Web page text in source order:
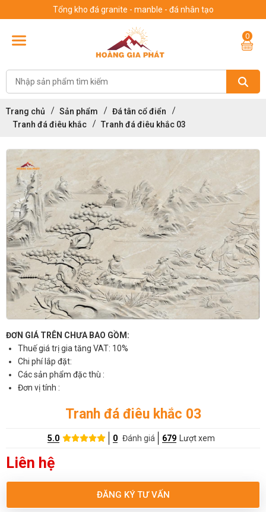
Tổng kho đá granite - manble - đá nhân tạo
0
Trang chủ Sản phẩm
Đá tân cổ điển
Tranh đá điêu khắc
Tranh đá điêu khắc 03
ĐƠN GIÁ TRÊN CHƯA BAO GỒM:
Thuế giá trị gia tăng VAT: 10%
Chi phí lắp đặt:
Các sản phẩm đặc thù :
Đơn vị tính :
Tranh đá điêu khắc 03
5.0 0 Đánh giá 679 Lượt xem
Liên hệ
ĐĂNG KÝ TƯ VẤN